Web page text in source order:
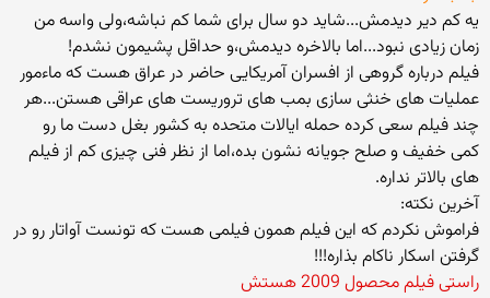
یه کم دیر دیدمش...شاید دو سال برای شما کم نباشه،ولی واسه من
زمان زیادی نبود...اما بالاخره دیدمش،و حداقل پشیمون نشدم!
فیلم درباره گروهی از افسران آمریکایی حاضر در عراق هست که ماءمور
عملیات های خنثی سازی بمب های تروریست های عراقی هستن...هر
چند فیلم سعی کرده حمله ایالات متحده به کشور بغل دست ما رو
کمی خفیف و صلح جویانه نشون بده،اما از نظر فنی چیزی کم از فیلم
های بالاتر نداره.
آخرین نکته:
فراموش نکردم که این فیلم همون فیلمی هست که تونست آواتار رو در
گرفتن اسکار ناکام بذاره!!!
راستی فیلم محصول 2009 هستش